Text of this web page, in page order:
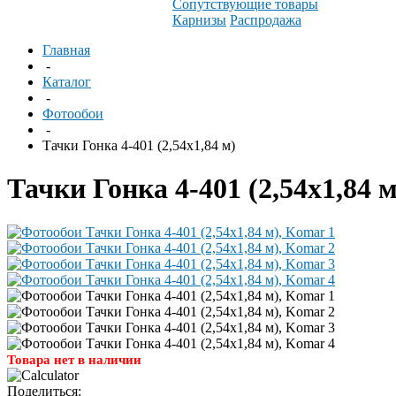
Сопутствующие товары
Карнизы Распродажа
Главная
-
Каталог
-
Фотообои
-
Тачки Гонка 4-401 (2,54х1,84 м)
Тачки Гонка 4-401 (2,54х1,84
Товара нет в наличии
Поделиться: